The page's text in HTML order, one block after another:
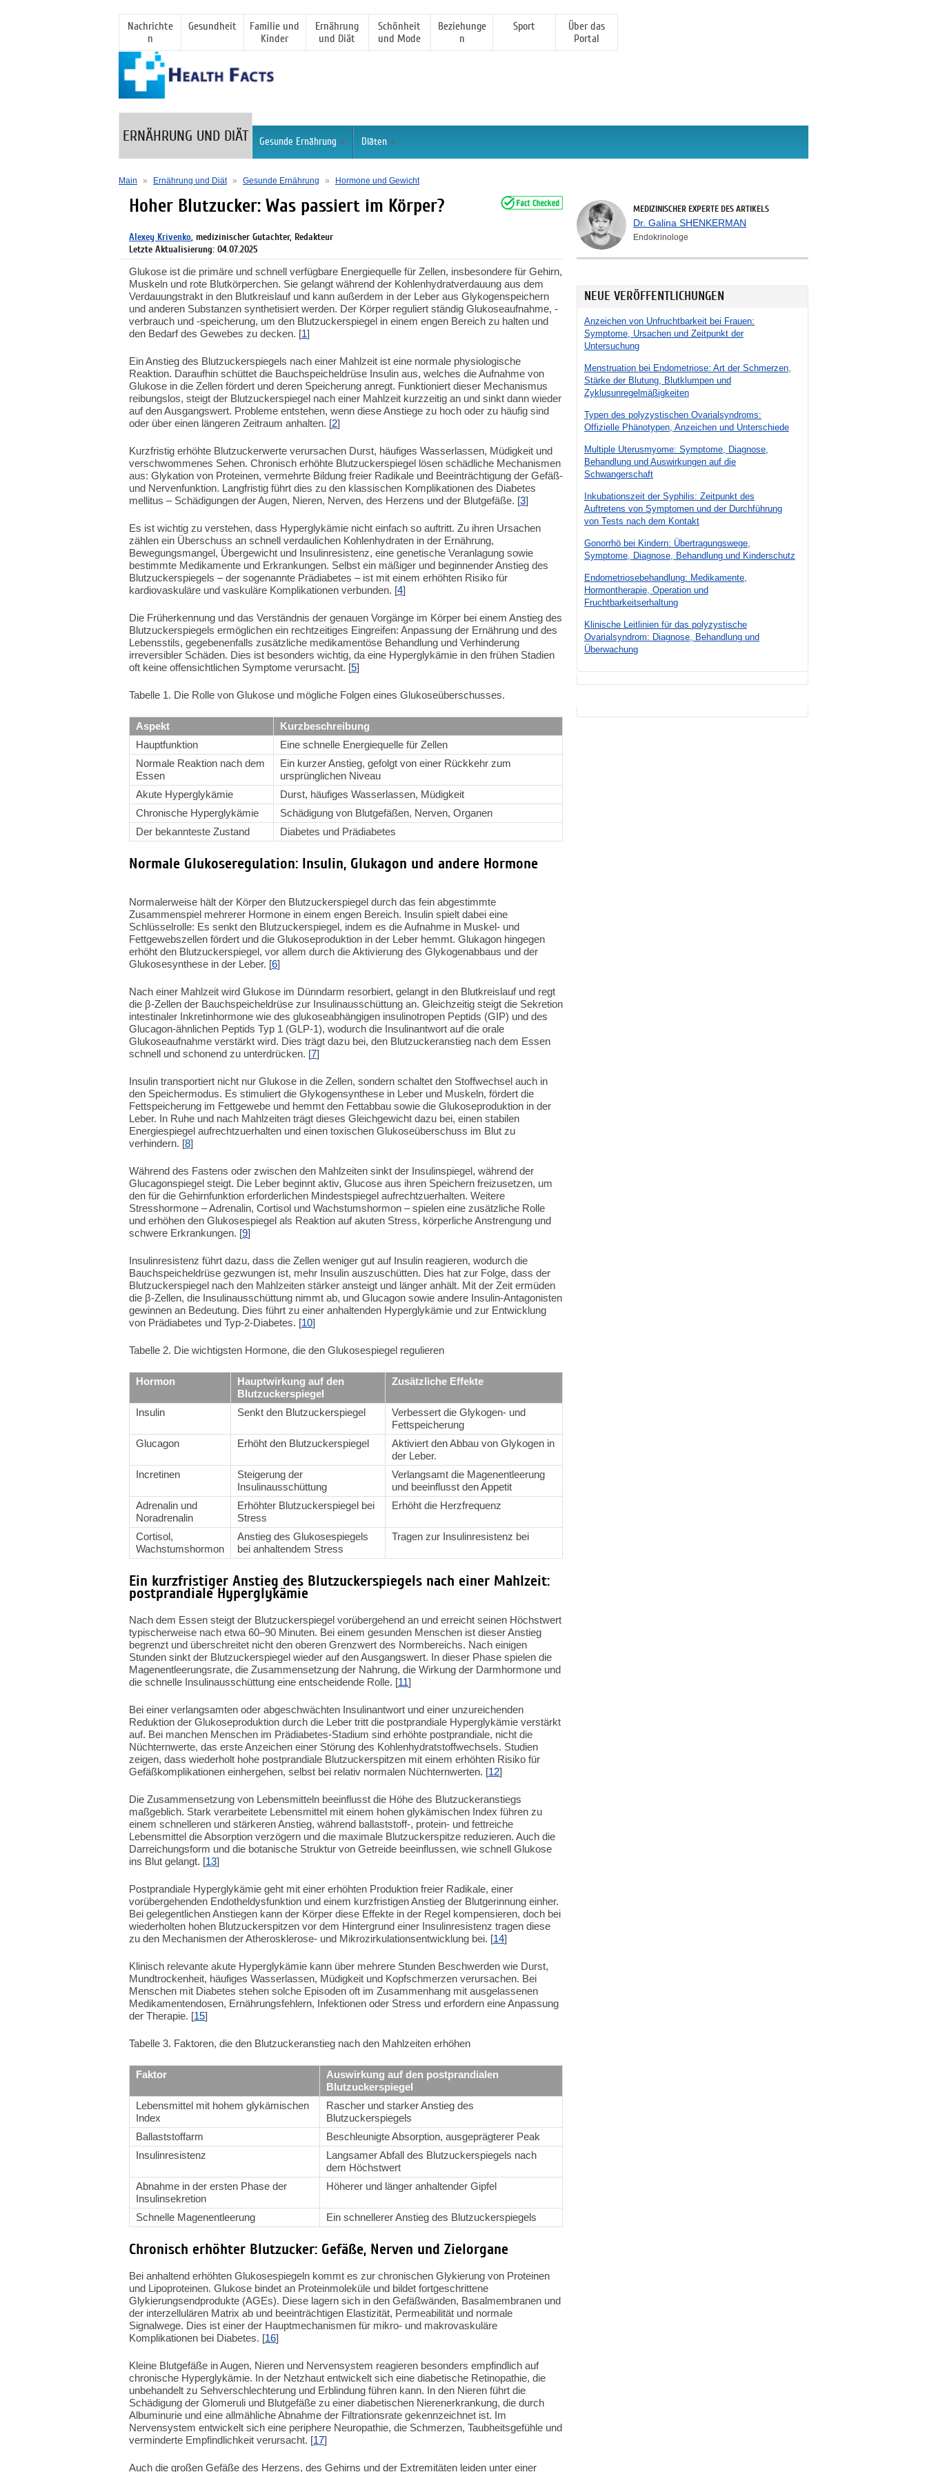
Nachrichte
n
Gesundheit
Familie und
Kinder
Ernährung
und Diät
Schönheit
und Mode
Beziehunge
n
Sport
Über das
Portal
ERNÄHRUNG UND DIÄT Gesunde Ernährung Diäten
Main » Ernährung und Diät » Gesunde Ernährung » Hormone und Gewicht
MEDIZINISCHER EXPERTE DES ARTIKELS
Dr. Galina SHENKERMAN
Endokrinologe
NEUE VERÖFFENTLICHUNGEN
Anzeichen von Unfruchtbarkeit bei Frauen:
Symptome, Ursachen und Zeitpunkt der
Untersuchung
Menstruation bei Endometriose: Art der Schmerzen,
Stärke der Blutung, Blutklumpen und
Zyklusunregelmäßigkeiten
Typen des polyzystischen Ovarialsyndroms:
Offizielle Phänotypen, Anzeichen und Unterschiede
Multiple Uterusmyome: Symptome, Diagnose,
Behandlung und Auswirkungen auf die
Schwangerschaft
Inkubationszeit der Syphilis: Zeitpunkt des
Auftretens von Symptomen und der Durchführung
von Tests nach dem Kontakt
Gonorrhö bei Kindern: Übertragungswege,
Symptome, Diagnose, Behandlung und Kinderschutz
Endometriosebehandlung: Medikamente,
Hormontherapie, Operation und
Fruchtbarkeitserhaltung
Klinische Leitlinien für das polyzystische
Ovarialsyndrom: Diagnose, Behandlung und
Überwachung
Hoher Blutzucker: Was passiert im Körper?
Alexey Krivenko, medizinischer Gutachter, Redakteur
Letzte Aktualisierung: 04.07.2025
Glukose ist die primäre und schnell verfügbare Energiequelle für Zellen, insbesondere für Gehirn,
Muskeln und rote Blutkörperchen. Sie gelangt während der Kohlenhydratverdauung aus dem
Verdauungstrakt in den Blutkreislauf und kann außerdem in der Leber aus Glykogenspeichern
und anderen Substanzen synthetisiert werden. Der Körper reguliert ständig Glukoseaufnahme, -
verbrauch und -speicherung, um den Blutzuckerspiegel in einem engen Bereich zu halten und
den Bedarf des Gewebes zu decken. [1]
Ein Anstieg des Blutzuckerspiegels nach einer Mahlzeit ist eine normale physiologische
Reaktion. Daraufhin schüttet die Bauchspeicheldrüse Insulin aus, welches die Aufnahme von
Glukose in die Zellen fördert und deren Speicherung anregt. Funktioniert dieser Mechanismus
reibungslos, steigt der Blutzuckerspiegel nach einer Mahlzeit kurzzeitig an und sinkt dann wieder
auf den Ausgangswert. Probleme entstehen, wenn diese Anstiege zu hoch oder zu häufig sind
oder über einen längeren Zeitraum anhalten. [2]
Kurzfristig erhöhte Blutzuckerwerte verursachen Durst, häufiges Wasserlassen, Müdigkeit und
verschwommenes Sehen. Chronisch erhöhte Blutzuckerspiegel lösen schädliche Mechanismen
aus: Glykation von Proteinen, vermehrte Bildung freier Radikale und Beeinträchtigung der Gefäß-
und Nervenfunktion. Langfristig führt dies zu den klassischen Komplikationen des Diabetes
mellitus – Schädigungen der Augen, Nieren, Nerven, des Herzens und der Blutgefäße. [3]
Es ist wichtig zu verstehen, dass Hyperglykämie nicht einfach so auftritt. Zu ihren Ursachen
zählen ein Überschuss an schnell verdaulichen Kohlenhydraten in der Ernährung,
Bewegungsmangel, Übergewicht und Insulinresistenz, eine genetische Veranlagung sowie
bestimmte Medikamente und Erkrankungen. Selbst ein mäßiger und beginnender Anstieg des
Blutzuckerspiegels – der sogenannte Prädiabetes – ist mit einem erhöhten Risiko für
kardiovaskuläre und vaskuläre Komplikationen verbunden. [4]
Die Früherkennung und das Verständnis der genauen Vorgänge im Körper bei einem Anstieg des
Blutzuckerspiegels ermöglichen ein rechtzeitiges Eingreifen: Anpassung der Ernährung und des
Lebensstils, gegebenenfalls zusätzliche medikamentöse Behandlung und Verhinderung
irreversibler Schäden. Dies ist besonders wichtig, da eine Hyperglykämie in den frühen Stadien
oft keine offensichtlichen Symptome verursacht. [5]
Tabelle 1. Die Rolle von Glukose und mögliche Folgen eines Glukoseüberschusses.
Aspekt
Kurzbeschreibung
Hauptfunktion
Eine schnelle Energiequelle für Zellen
Normale Reaktion nach dem
Essen
Ein kurzer Anstieg, gefolgt von einer Rückkehr zum
ursprünglichen Niveau
Akute Hyperglykämie
Durst, häufiges Wasserlassen, Müdigkeit
Chronische Hyperglykämie
Schädigung von Blutgefäßen, Nerven, Organen
Der bekannteste Zustand
Diabetes und Prädiabetes
Normale Glukoseregulation: Insulin, Glukagon und andere Hormone
Normalerweise hält der Körper den Blutzuckerspiegel durch das fein abgestimmte
Zusammenspiel mehrerer Hormone in einem engen Bereich. Insulin spielt dabei eine
Schlüsselrolle: Es senkt den Blutzuckerspiegel, indem es die Aufnahme in Muskel- und
Fettgewebszellen fördert und die Glukoseproduktion in der Leber hemmt. Glukagon hingegen
erhöht den Blutzuckerspiegel, vor allem durch die Aktivierung des Glykogenabbaus und der
Glukosesynthese in der Leber. [6]
Nach einer Mahlzeit wird Glukose im Dünndarm resorbiert, gelangt in den Blutkreislauf und regt
die β-Zellen der Bauchspeicheldrüse zur Insulinausschüttung an. Gleichzeitig steigt die Sekretion
intestinaler Inkretinhormone wie des glukoseabhängigen insulinotropen Peptids (GIP) und des
Glucagon-ähnlichen Peptids Typ 1 (GLP-1), wodurch die Insulinantwort auf die orale
Glukoseaufnahme verstärkt wird. Dies trägt dazu bei, den Blutzuckeranstieg nach dem Essen
schnell und schonend zu unterdrücken. [7]
Insulin transportiert nicht nur Glukose in die Zellen, sondern schaltet den Stoffwechsel auch in
den Speichermodus. Es stimuliert die Glykogensynthese in Leber und Muskeln, fördert die
Fettspeicherung im Fettgewebe und hemmt den Fettabbau sowie die Glukoseproduktion in der
Leber. In Ruhe und nach Mahlzeiten trägt dieses Gleichgewicht dazu bei, einen stabilen
Energiespiegel aufrechtzuerhalten und einen toxischen Glukoseüberschuss im Blut zu
verhindern. [8]
Während des Fastens oder zwischen den Mahlzeiten sinkt der Insulinspiegel, während der
Glucagonspiegel steigt. Die Leber beginnt aktiv, Glucose aus ihren Speichern freizusetzen, um
den für die Gehirnfunktion erforderlichen Mindestspiegel aufrechtzuerhalten. Weitere
Stresshormone – Adrenalin, Cortisol und Wachstumshormon – spielen eine zusätzliche Rolle
und erhöhen den Glukosespiegel als Reaktion auf akuten Stress, körperliche Anstrengung und
schwere Erkrankungen. [9]
Insulinresistenz führt dazu, dass die Zellen weniger gut auf Insulin reagieren, wodurch die
Bauchspeicheldrüse gezwungen ist, mehr Insulin auszuschütten. Dies hat zur Folge, dass der
Blutzuckerspiegel nach den Mahlzeiten stärker ansteigt und länger anhält. Mit der Zeit ermüden
die β-Zellen, die Insulinausschüttung nimmt ab, und Glucagon sowie andere Insulin-Antagonisten
gewinnen an Bedeutung. Dies führt zu einer anhaltenden Hyperglykämie und zur Entwicklung
von Prädiabetes und Typ-2-Diabetes. [10]
Tabelle 2. Die wichtigsten Hormone, die den Glukosespiegel regulieren
Hormon
Hauptwirkung auf den
Blutzuckerspiegel
Zusätzliche Effekte
Insulin Senkt den Blutzuckerspiegel
Verbessert die Glykogen- und
Fettspeicherung
Glucagon
Erhöht den Blutzuckerspiegel
Aktiviert den Abbau von Glykogen in
der Leber.
Incretinen
Steigerung der
Insulinausschüttung
Verlangsamt die Magenentleerung
und beeinflusst den Appetit
Adrenalin und
Noradrenalin
Erhöhter Blutzuckerspiegel bei
Stress
Erhöht die Herzfrequenz
Cortisol,
Wachstumshormon
Anstieg des Glukosespiegels
bei anhaltendem Stress
Tragen zur Insulinresistenz bei
Ein kurzfristiger Anstieg des Blutzuckerspiegels nach einer Mahlzeit:
postprandiale Hyperglykämie
Nach dem Essen steigt der Blutzuckerspiegel vorübergehend an und erreicht seinen Höchstwert
typischerweise nach etwa 60–90 Minuten. Bei einem gesunden Menschen ist dieser Anstieg
begrenzt und überschreitet nicht den oberen Grenzwert des Normbereichs. Nach einigen
Stunden sinkt der Blutzuckerspiegel wieder auf den Ausgangswert. In dieser Phase spielen die
Magenentleerungsrate, die Zusammensetzung der Nahrung, die Wirkung der Darmhormone und
die schnelle Insulinausschüttung eine entscheidende Rolle. [11]
Bei einer verlangsamten oder abgeschwächten Insulinantwort und einer unzureichenden
Reduktion der Glukoseproduktion durch die Leber tritt die postprandiale Hyperglykämie verstärkt
auf. Bei manchen Menschen im Prädiabetes-Stadium sind erhöhte postprandiale, nicht die
Nüchternwerte, das erste Anzeichen einer Störung des Kohlenhydratstoffwechsels. Studien
zeigen, dass wiederholt hohe postprandiale Blutzuckerspitzen mit einem erhöhten Risiko für
Gefäßkomplikationen einhergehen, selbst bei relativ normalen Nüchternwerten. [12]
Die Zusammensetzung von Lebensmitteln beeinflusst die Höhe des Blutzuckeranstiegs
maßgeblich. Stark verarbeitete Lebensmittel mit einem hohen glykämischen Index führen zu
einem schnelleren und stärkeren Anstieg, während ballaststoff-, protein- und fettreiche
Lebensmittel die Absorption verzögern und die maximale Blutzuckerspitze reduzieren. Auch die
Darreichungsform und die botanische Struktur von Getreide beeinflussen, wie schnell Glukose
ins Blut gelangt. [13]
Postprandiale Hyperglykämie geht mit einer erhöhten Produktion freier Radikale, einer
vorübergehenden Endotheldysfunktion und einem kurzfristigen Anstieg der Blutgerinnung einher.
Bei gelegentlichen Anstiegen kann der Körper diese Effekte in der Regel kompensieren, doch bei
wiederholten hohen Blutzuckerspitzen vor dem Hintergrund einer Insulinresistenz tragen diese
zu den Mechanismen der Atherosklerose- und Mikrozirkulationsentwicklung bei. [14]
Klinisch relevante akute Hyperglykämie kann über mehrere Stunden Beschwerden wie Durst,
Mundtrockenheit, häufiges Wasserlassen, Müdigkeit und Kopfschmerzen verursachen. Bei
Menschen mit Diabetes stehen solche Episoden oft im Zusammenhang mit ausgelassenen
Medikamentendosen, Ernährungsfehlern, Infektionen oder Stress und erfordern eine Anpassung
der Therapie. [15]
Tabelle 3. Faktoren, die den Blutzuckeranstieg nach den Mahlzeiten erhöhen
Faktor
Auswirkung auf den postprandialen
Blutzuckerspiegel
Lebensmittel mit hohem glykämischen
Index
Rascher und starker Anstieg des
Blutzuckerspiegels
Ballaststoffarm
Beschleunigte Absorption, ausgeprägterer Peak
Insulinresistenz
Langsamer Abfall des Blutzuckerspiegels nach
dem Höchstwert
Abnahme in der ersten Phase der
Insulinsekretion
Höherer und länger anhaltender Gipfel
Schnelle Magenentleerung Ein schnellerer Anstieg des Blutzuckerspiegels
Chronisch erhöhter Blutzucker: Gefäße, Nerven und Zielorgane
Bei anhaltend erhöhten Glukosespiegeln kommt es zur chronischen Glykierung von Proteinen
und Lipoproteinen. Glukose bindet an Proteinmoleküle und bildet fortgeschrittene
Glykierungsendprodukte (AGEs). Diese lagern sich in den Gefäßwänden, Basalmembranen und
der interzellulären Matrix ab und beeinträchtigen Elastizität, Permeabilität und normale
Signalwege. Dies ist einer der Hauptmechanismen für mikro- und makrovaskuläre
Komplikationen bei Diabetes. [16]
Kleine Blutgefäße in Augen, Nieren und Nervensystem reagieren besonders empfindlich auf
chronische Hyperglykämie. In der Netzhaut entwickelt sich eine diabetische Retinopathie, die
unbehandelt zu Sehverschlechterung und Erblindung führen kann. In den Nieren führt die
Schädigung der Glomeruli und Blutgefäße zu einer diabetischen Nierenerkrankung, die durch
Albuminurie und eine allmähliche Abnahme der Filtrationsrate gekennzeichnet ist. Im
Nervensystem entwickelt sich eine periphere Neuropathie, die Schmerzen, Taubheitsgefühle und
verminderte Empfindlichkeit verursacht. [17]
Auch die großen Gefäße des Herzens, des Gehirns und der Extremitäten leiden unter einer